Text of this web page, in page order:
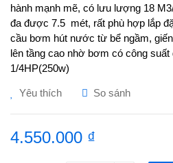
hành mạnh mẽ, có lưu lượng 18
đa được 7.5 mét, rất phù hợp lắp
cầu bơm hút nước từ bể ngầm,
lên tầng cao nhờ bơm có công
1/4HP(250w)
Yêu thích So sánh
4.550.000 ₫